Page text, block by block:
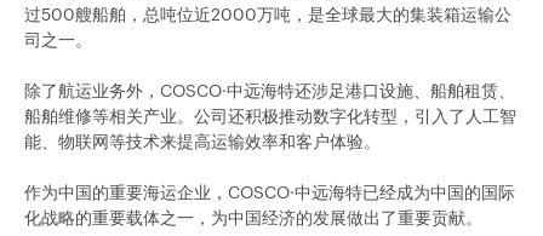
过500艘船舶，总吨位近2000万吨，是全球最大的集装箱运输公
司之一。
除了航运业务外，COSCO·中远海特还涉足港口设施、船舶租赁、
船舶维修等相关产业。公司还积极推动数字化转型，引入了人工智
能、物联网等技术来提高运输效率和客户体验。
作为中国的重要海运企业，COSCO·中远海特已经成为中国的国际
化战略的重要载体之一，为中国经济的发展做出了重要贡献。